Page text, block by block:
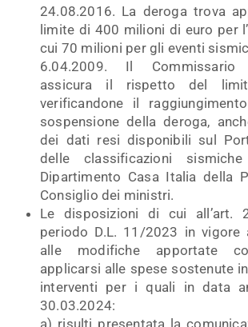
24.08.2016. La deroga trova
limite di 400 milioni di euro per
cui 70 milioni per gli eventi
6.04.2009. Il Commissario
assicura il rispetto del
verificandone il
sospensione della deroga,
dei dati resi disponibili sul
delle classificazioni
Dipartimento Casa Italia della
Consiglio dei ministri.
Le disposizioni di cui all’art.
periodo D.L. 11/2023 in vigore
alle modifiche apportate
applicarsi alle spese sostenute
interventi per i quali in data
30.03.2024:
a) risulti presentata la